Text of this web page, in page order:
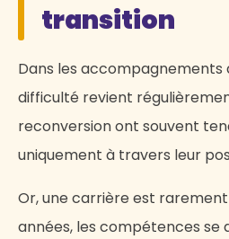
transition
Dans les accompagnements
difficulté revient
reconversion ont souvent
uniquement à travers leur
Or, une carrière est rarement
années, les compétences se